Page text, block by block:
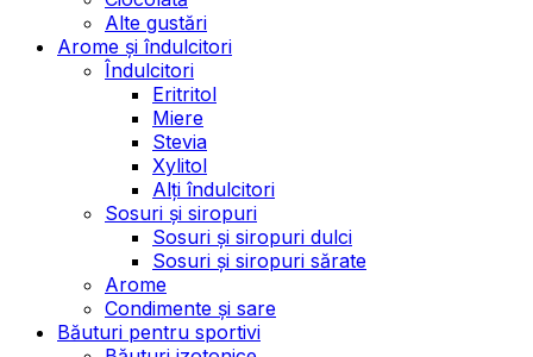
Alte gustări
Arome și îndulcitori
Îndulcitori
Eritritol
Miere
Stevia
Xylitol
Alți îndulcitori
Sosuri și siropuri
Sosuri și siropuri dulci
Sosuri și siropuri sărate
Arome
Condimente și sare
Băuturi pentru sportivi